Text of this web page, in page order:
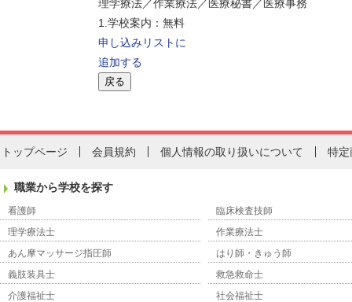
理学療法／作業療法／医療秘書／医療事務
1.学校案内：無料
申し込みリストに
追加する
トップページ 会員規約 個人情報の取り扱いについて 特定
職業から学校を探す
看護師
臨床検査技師
理学療法士
作業療法士
あん摩マッサージ指圧師
はり師・きゅう師
義肢装具士
救急救命士
介護福祉士
社会福祉士